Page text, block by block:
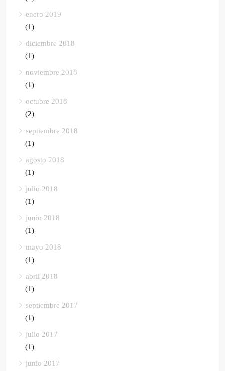
enero 2019
(1)
diciembre 2018
(1)
noviembre 2018
(1)
octubre 2018
(2)
septiembre 2018
(1)
agosto 2018
(1)
julio 2018
(1)
junio 2018
(1)
mayo 2018
(1)
abril 2018
(1)
septiembre 2017
(1)
julio 2017
(1)
junio 2017